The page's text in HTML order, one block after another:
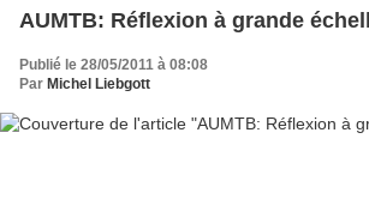
AUMTB: Réflexion à grande
Publié le 28/05/2011 à 08:08
Par Michel Liebgott